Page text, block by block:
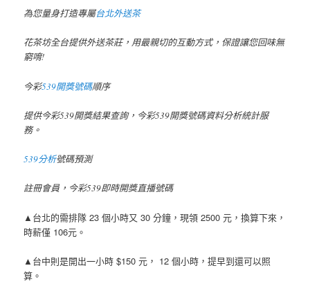
為您量身打造專屬台北外送茶
花茶坊全台提供外送茶莊，用最親切的互動方式，保證讓您回味無
窮唷!
今彩539開獎號碼順序
提供今彩539開獎結果查詢，今彩539開獎號碼資料分析統計服
務。
539分析號碼預測
註冊會員，今彩539即時開獎直播號碼
▲台北的需排隊 23 個小時又 30 分鐘，現領 2500 元，換算下來，
時薪僅 106元。
▲台中則是開出一小時 $150 元， 12 個小時，提早到還可以照
算。